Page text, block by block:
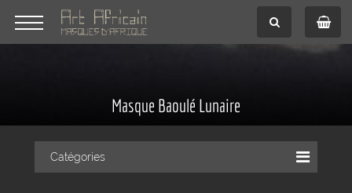
Masque Baoulé Lunaire
Catégories